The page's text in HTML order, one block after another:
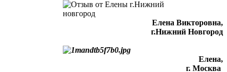
Елена Викторовна,
г.Нижний Новгород
Елена,
г. Москва